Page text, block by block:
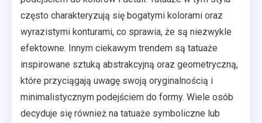
często charakteryzują się bogatymi kolorami oraz
wyrazistymi konturami, co sprawia, że są niezwykle
efektowne. Innym ciekawym trendem są tatuaże
inspirowane sztuką abstrakcyjną oraz geometryczną,
które przyciągają uwagę swoją oryginalnością i
minimalistycznym podejściem do formy. Wiele osób
decyduje się również na tatuaże symboliczne lub